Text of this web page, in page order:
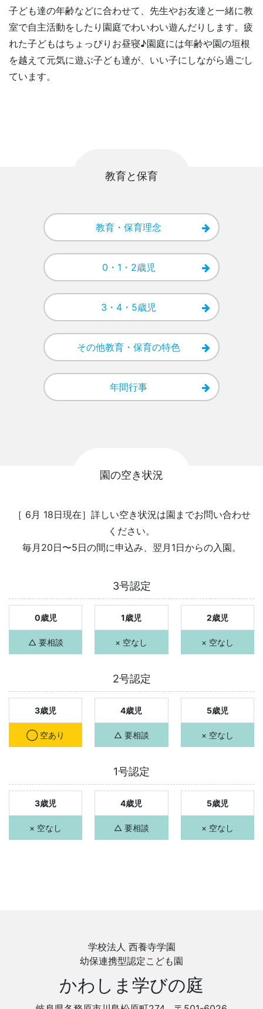
子ども達の年齢などに合わせて、先生やお友達と一緒に教
室で自主活動をしたり園庭でわいわい遊んだりします。疲
れた子どもはちょっぴりお昼寝♪園庭には年齢や園の垣根
を越えて元気に遊ぶ子ども達が、いい子にしながら過ごし
ています。
教育と保育
教育・保育理念
0・1・2歳児
3・4・5歳児
その他教育・保育の特色
年間行事
園の空き状況
［ 6月 18日現在］詳しい空き状況は園までお問い合わせ
ください。
毎月20日〜5日の間に申込み、翌月1日からの入園。
3号認定
0歳児
△ 要相談
1歳児
× 空なし
2歳児
× 空なし
2号認定
3歳児
◯ 空あり
4歳児
△ 要相談
5歳児
× 空なし
1号認定
3歳児
× 空なし
4歳児
△ 要相談
5歳児
× 空なし
学校法人 西養寺学園
幼保連携型認定こども園
かわしま学びの庭